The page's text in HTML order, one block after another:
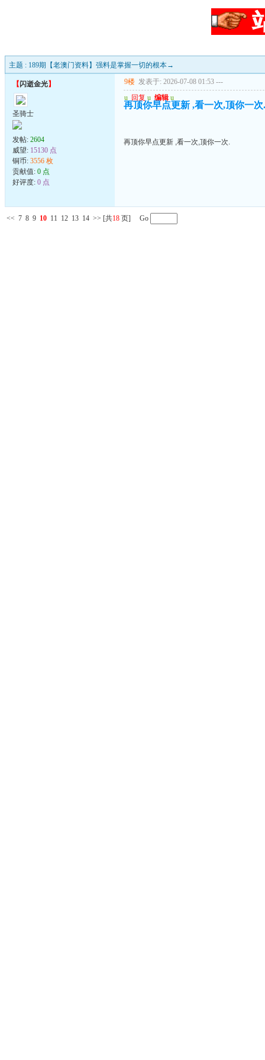
主题 : 189期【老澳门资料】强料是掌握一切的根本→
【闪逝金光】
圣骑士
发帖: 2604
威望: 15130 点
铜币: 3556 枚
贡献值: 0 点
好评度: 0 点
9楼 发表于: 2026-07-08 01:53 ---
u 回复 u 编辑 u
再顶你早点更新 ,看一次,顶你一次.
再顶你早点更新 ,看一次,顶你一次.
<< 7 8 9 10 11 12 13 14 >> [共18 页] Go